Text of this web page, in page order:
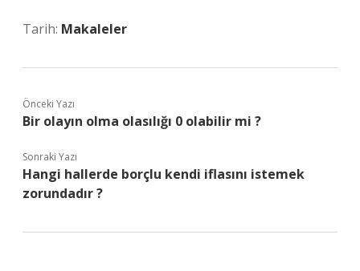
Tarih: Makaleler
Önceki Yazı
Bir olayın olma olasılığı 0 olabilir mi ?
Sonraki Yazı
Hangi hallerde borçlu kendi iflasını istemek
zorundadır ?